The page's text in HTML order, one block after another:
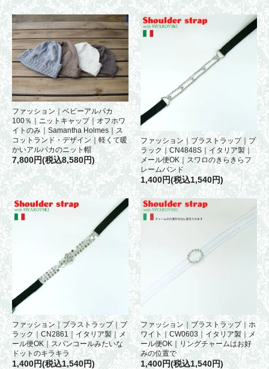
ファッション｜ベビーアルパカ
100％｜ニットキャップ｜オフホワ
イトのみ｜Samantha Holmes｜ス
コットランド・デザイン｜軽くて暖
かいアルパカのニット帽
7,800円(税込8,580円)
ファッション｜ブラストラップ｜ブ
ラック｜CN4848S｜イタリア製｜
メール便OK｜スワロのきらきらフ
レームバンド
1,400円(税込1,540円)
ファッション｜ブラストラップ｜ブ
ラック｜CN2861｜イタリア製｜メ
ール便OK｜スパンコールみたいな
ドットのキラキラ
1,400円(税込1,540円)
ファッション｜ブラストラップ｜ホ
ワイト｜CW0603｜イタリア製｜メ
ール便OK｜リングチャームはお好
みの位置で
1,400円(税込1,540円)